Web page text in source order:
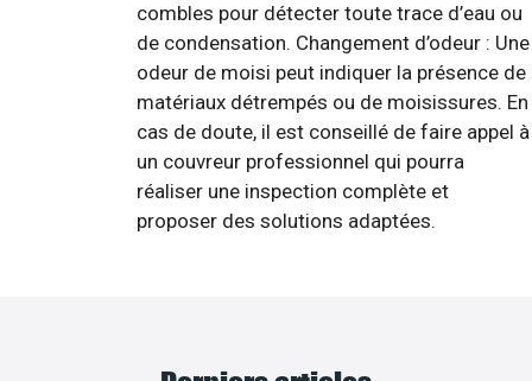
combles pour détecter toute trace d’eau ou
de condensation. Changement d’odeur : Une
odeur de moisi peut indiquer la présence de
matériaux détrempés ou de moisissures. En
cas de doute, il est conseillé de faire appel à
un couvreur professionnel qui pourra
réaliser une inspection complète et
proposer des solutions adaptées.